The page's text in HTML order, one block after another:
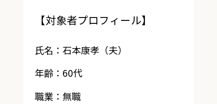
【対象者プロフィール】
氏名：石本康孝（夫）
年齢：60代
職業：無職